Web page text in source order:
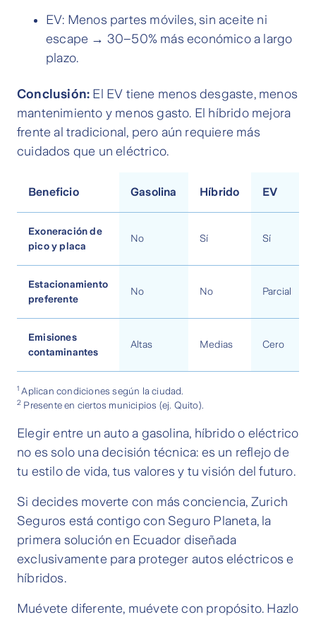
EV: Menos partes móviles, sin aceite ni
escape → 30–50% más económico a largo
plazo.
Conclusión: El EV tiene menos desgaste, menos
mantenimiento y menos gasto. El híbrido mejora
frente al tradicional, pero aún requiere más
cuidados que un eléctrico.
Beneficio Gasolina Híbrido EV
Exoneración de
pico y placa
No Sí Sí
Estacionamiento
preferente
No No Parcial
Emisiones
contaminantes
Altas Medias Cero
1 Aplican condiciones según la ciudad.
2 Presente en ciertos municipios (ej. Quito).
Elegir entre un auto a gasolina, híbrido o eléctrico
no es solo una decisión técnica: es un reflejo de
tu estilo de vida, tus valores y tu visión del futuro.
Si decides moverte con más conciencia, Zurich
Seguros está contigo con Seguro Planeta, la
primera solución en Ecuador diseñada
exclusivamente para proteger autos eléctricos e
híbridos.
Muévete diferente, muévete con propósito. Hazlo